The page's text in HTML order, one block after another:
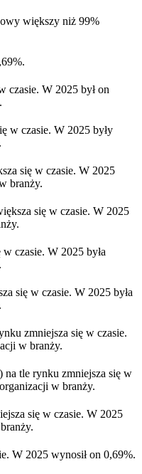
większy niż 99%
czasie. W 2025 był on
w czasie. W 2025 były
się w czasie. W 2025
branży.
się w czasie. W 2025
w czasie. W 2025 była
się w czasie. W 2025 była
zmniejsza się w czasie.
w branży.
na tle rynku zmniejsza się w
w branży.
się w czasie. W 2025
W 2025 wynosił on 0,69%.